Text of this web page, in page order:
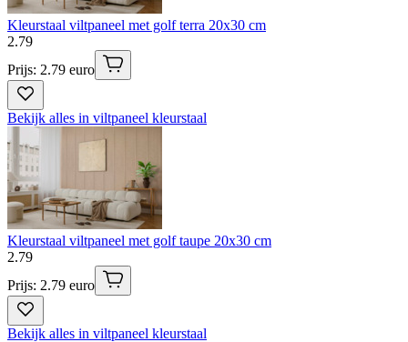
Kleurstaal viltpaneel met golf terra 20x30 cm
2.79
Prijs: 2.79 euro
Bekijk alles in viltpaneel kleurstaal
Kleurstaal viltpaneel met golf taupe 20x30 cm
2.79
Prijs: 2.79 euro
Bekijk alles in viltpaneel kleurstaal